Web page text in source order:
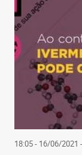
18:05 - 16/06/2021